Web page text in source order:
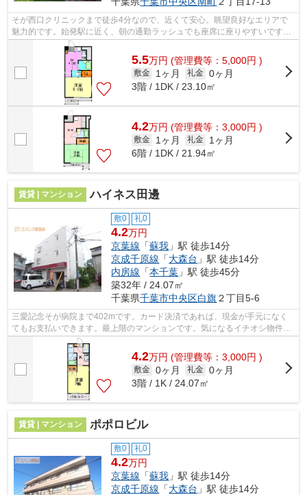
そが西口クリニックまで徒歩4分なので、近くて安心。眺望良好なエリアで
魅力的です。始発駅に近く、朝の通勤ラッシュでも座席に座りやすいです。
共用部には敷地内ごみ置き場・エレベー...
5.5万円 (管理費等：5,000円 )
敷金 1ヶ月 礼金 0ヶ月
3階 / 1DK / 23.10㎡
4.2万円 (管理費等：3,000円 )
敷金 1ヶ月 礼金
1ヶ月
6階 / 1DK / 21.94㎡
賃貸 | マンション ハイネス田邊
敷0 礼0
4.2万円
京葉線 「蘇我 」駅 徒歩14分
京成千原線 「大森台 」駅 徒歩14分
内房線 「本千葉 」駅 徒歩45分
築32年 / 24.07㎡
千葉県千葉市中央区白旗２丁目5-6
三愛記念そが病院まで402mです。カード決済であれば、現金が手元になく
てもお支払いできます。最上階のマンションです。気になるイチオシ物件情
報：「ハイネス田邊」。不動産について...
4.2万円 (管理費等：3,000円 )
敷金 0ヶ月 礼金 0ヶ月
3階 / 1K / 24.07㎡
賃貸 | マンション ポポロビル
敷0 礼0
4.2万円
京葉線 「蘇我 」駅 徒歩14分
京成千原線 「大森台 」駅 徒歩14分